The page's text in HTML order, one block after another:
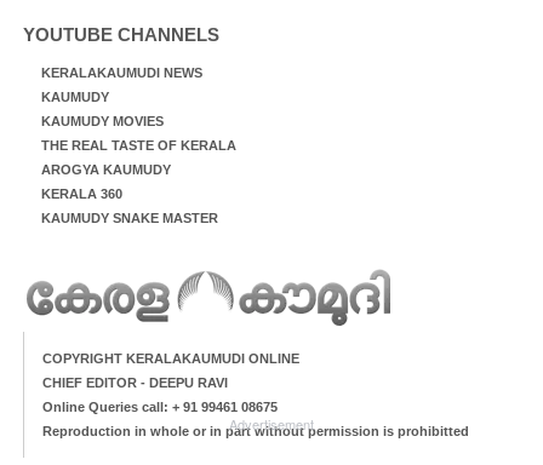
YOUTUBE CHANNELS
KERALAKAUMUDI NEWS
KAUMUDY
KAUMUDY MOVIES
THE REAL TASTE OF KERALA
AROGYA KAUMUDY
KERALA 360
KAUMUDY SNAKE MASTER
COPYRIGHT KERALAKAUMUDI ONLINE
CHIEF EDITOR - DEEPU RAVI
Online Queries call: + 91 99461 08675
Reproduction in whole or in part without permission is prohibitted
Advertisement